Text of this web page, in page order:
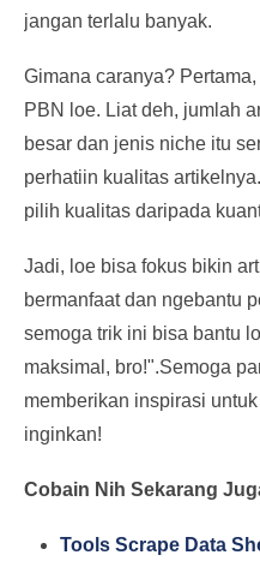
jangan terlalu banyak.
Gimana caranya?
PBN loe. Liat deh, jumlah
besar dan jenis niche itu
perhatiin kualitas
pilih kualitas daripada
Jadi, loe bisa fokus bikin
bermanfaat dan ngebantu
semoga trik ini bisa bantu
maksimal, bro!".Semoga
memberikan inspirasi
inginkan!
Cobain Nih Sekarang
Tools Scrape Data